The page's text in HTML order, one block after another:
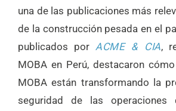
una de las publicaciones más
de la construcción pesada en el
publicados por ACME & CIA,
MOBA en Perú, destacaron
MOBA están transformando la
seguridad de las operaciones